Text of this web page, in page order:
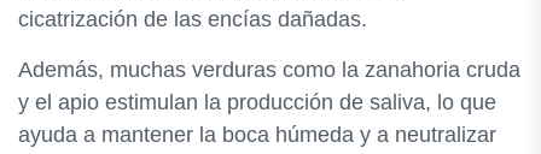
cicatrización de las encías dañadas.
Además, muchas verduras como la zanahoria cruda
y el apio estimulan la producción de saliva, lo que
ayuda a mantener la boca húmeda y a neutralizar